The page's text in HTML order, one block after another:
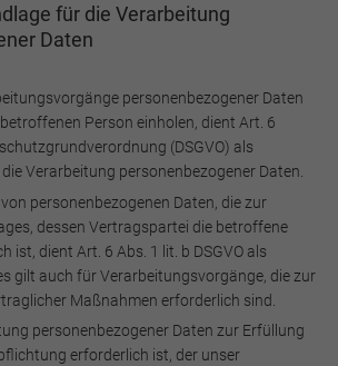
für die Verarbeitung
Daten
personenbezogener Daten
Person einholen, dient Art. 6
(DSGVO) als
Verarbeitung personenbezogener Daten.
personenbezogenen Daten, die zur
dessen Vertragspartei die betroffene
ist, dient Art. 6 Abs. 1 lit. b DSGVO als
gilt auch für Verarbeitungsvorgänge, die zur
Maßnahmen erforderlich sind.
personenbezogener Daten zur Erfüllung
erforderlich ist, der unser
die Grundfunktionen der Website benötigt
Website nutzbar zu machen sowie
anzeigen
Statistik
Cookies werden verwendet, um
zu aktivieren. Hierbei werden können
an eventuelle Drittanbieter